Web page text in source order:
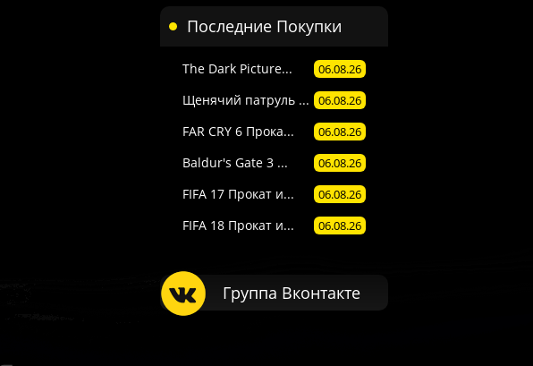
Последние Покупки
The Dark Picture... 06.08.26
Щенячий патруль ... 06.08.26
FAR CRY 6 Прока... 06.08.26
Baldur's Gate 3 ... 06.08.26
FIFA 17 Прокат и... 06.08.26
FIFA 18 Прокат и... 06.08.26
Группа Вконтакте